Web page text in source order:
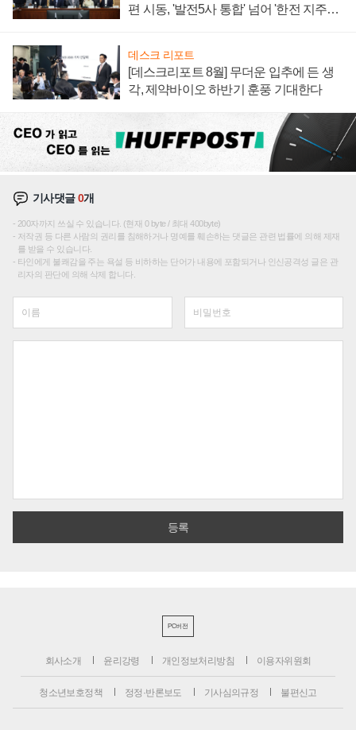
편 시동, '발전5사 통합' 넘어 '한전 지주사'
데스크 리포트
[데스크리포트 8월] 무더운 입추에 든 생
각, 제약바이오 하반기 훈풍 기대한다
기사댓글0개
200자까지 쓰실 수 있습니다. (현재 0 byte / 최대 400byte)
저작권 등 다른 사람의 권리를 침해하거나 명예를 훼손하는 댓글은 관련 법률에 의해 제재
를 받을 수 있습니다.
타인에게 불쾌감을 주는 욕설 등 비하하는 단어가 내용에 포함되거나 인신공격성 글은 관
리자의 판단에 의해 삭제 합니다.
PC버전
회사소개 윤리강령 개인정보처리방침 이용자위원회
청소년보호정책 정정·반론보도 기사심의규정 불편신고